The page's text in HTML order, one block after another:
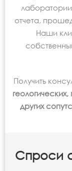
отчета,
Наши
Получить
других
Спроси